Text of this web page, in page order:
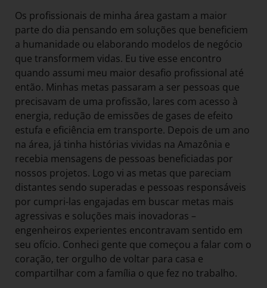
Os profissionais de minha área gastam a maior
parte do dia pensando em soluções que beneficiem
a humanidade ou elaborando modelos de negócio
que transformem vidas. Eu tive esse encontro
quando assumi meu maior desafio profissional até
então. Minhas metas passaram a ser pessoas que
precisavam de uma profissão, lares com acesso à
energia, redução de emissões de gases de efeito
estufa e eficiência em transporte. Depois de um ano
na área, já tinha histórias vividas na Amazônia e
recebia mensagens de pessoas beneficiadas por
nossos projetos. Logo vi as metas que pareciam
distantes sendo superadas e pessoas responsáveis
por cumpri-las engajadas em buscar metas mais
agressivas e soluções mais inovadoras –
engenheiros experientes encontravam sentido em
seu ofício. Conheci gente que começou a falar com o
coração, ter orgulho de voltar para casa e
compartilhar com a família o que fez no trabalho.